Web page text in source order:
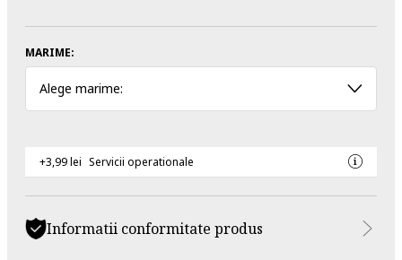
MARIME:
Alege marime:
+3,99 lei Servicii operationale
Informatii conformitate produs